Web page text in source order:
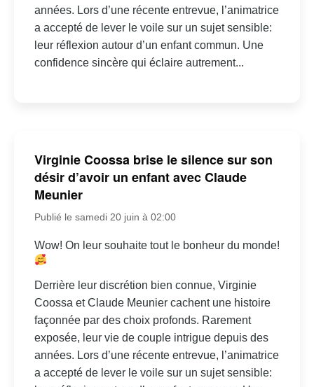
années. Lors d’une récente entrevue, l’animatrice
a accepté de lever le voile sur un sujet sensible:
leur réflexion autour d’un enfant commun. Une
confidence sincère qui éclaire autrement...
Virginie Coossa brise le silence sur son
désir d’avoir un enfant avec Claude
Meunier
Publié le samedi 20 juin à 02:00
Wow! On leur souhaite tout le bonheur du monde!
Derrière leur discrétion bien connue, Virginie
Coossa et Claude Meunier cachent une histoire
façonnée par des choix profonds. Rarement
exposée, leur vie de couple intrigue depuis des
années. Lors d’une récente entrevue, l’animatrice
a accepté de lever le voile sur un sujet sensible: